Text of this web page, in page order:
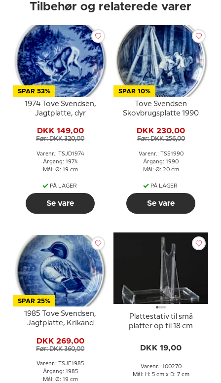
Tilbehør og relaterede varer
SPAR 53%
1974 Tove Svendsen,
Jagtplatte, dyr
DKK 149,00
Før: DKK 320,00
Varenr.: TSJD1974
Årgang: 1974
Mål: Ø: 19 cm
PÅ LAGER
Se vare
SPAR 10%
Tove Svendsen
Skovbrugsplatte 1990
DKK 230,00
Før: DKK 256,00
Varenr.: TSS1990
Årgang: 1990
Mål: Ø: 20 cm
PÅ LAGER
Se vare
SPAR 25%
1985 Tove Svendsen,
Jagtplatte, Krikand
DKK 269,00
Før: DKK 360,00
Varenr.: TSJF1985
Årgang: 1985
Mål: Ø: 19 cm
Plattestativ til små
platter op til 18 cm
DKK 19,00
Varenr.: 100270
Mål: H: 5 cm x D: 7 cm